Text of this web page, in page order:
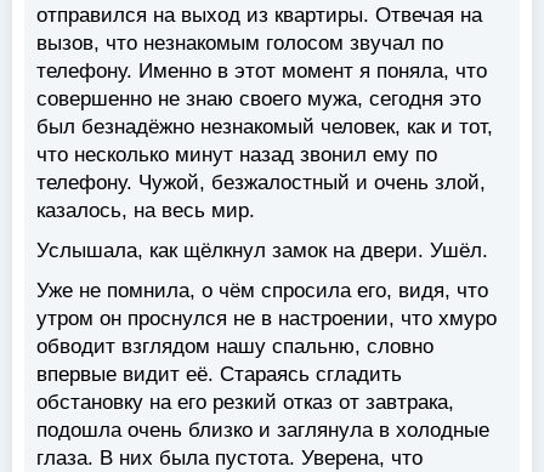
отправился на выход из квартиры. Отвечая на
вызов, что незнакомым голосом звучал по
телефону. Именно в этот момент я поняла, что
совершенно не знаю своего мужа, сегодня это
был безнадёжно незнакомый человек, как и тот,
что несколько минут назад звонил ему по
телефону. Чужой, безжалостный и очень злой,
казалось, на весь мир.
Услышала, как щёлкнул замок на двери. Ушёл.
Уже не помнила, о чём спросила его, видя, что
утром он проснулся не в настроении, что хмуро
обводит взглядом нашу спальню, словно
впервые видит её. Стараясь сгладить
обстановку на его резкий отказ от завтрака,
подошла очень близко и заглянула в холодные
глаза. В них была пустота. Уверена, что